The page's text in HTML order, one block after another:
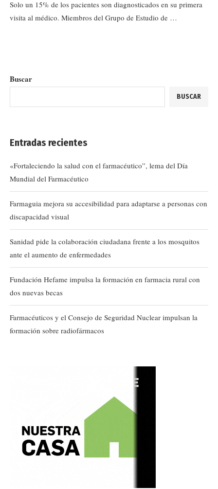
Solo un 15% de los pacientes son diagnosticados en su primera
visita al médico. Miembros del Grupo de Estudio de …
Buscar
BUSCAR
Entradas recientes
«Fortaleciendo la salud con el farmacéutico”, lema del Día
Mundial del Farmacéutico
Farmaguia mejora su accesibilidad para adaptarse a personas con
discapacidad visual
Sanidad pide la colaboración ciudadana frente a los mosquitos
ante el aumento de enfermedades
Fundación Hefame impulsa la formación en farmacia rural con
dos nuevas becas
Farmacéuticos y el Consejo de Seguridad Nuclear impulsan la
formación sobre radiofármacos